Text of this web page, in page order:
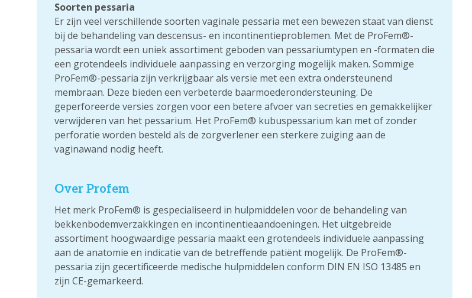
Soorten pessaria
Er zijn veel verschillende soorten vaginale pessaria met een bewezen staat van dienst
bij de behandeling van descensus- en incontinentieproblemen. Met de ProFem®-
pessaria wordt een uniek assortiment geboden van pessariumtypen en -formaten die
een grotendeels individuele aanpassing en verzorging mogelijk maken. Sommige
ProFem®-pessaria zijn verkrijgbaar als versie met een extra ondersteunend
membraan. Deze bieden een verbeterde baarmoederondersteuning. De
geperforeerde versies zorgen voor een betere afvoer van secreties en gemakkelijker
verwijderen van het pessarium. Het ProFem® kubuspessarium kan met of zonder
perforatie worden besteld als de zorgverlener een sterkere zuiging aan de
vaginawand nodig heeft.
Over Profem
Het merk ProFem® is gespecialiseerd in hulpmiddelen voor de behandeling van
bekkenbodemverzakkingen en incontinentieaandoeningen. Het uitgebreide
assortiment hoogwaardige pessaria maakt een grotendeels individuele aanpassing
aan de anatomie en indicatie van de betreffende patiënt mogelijk. De ProFem®-
pessaria zijn gecertificeerde medische hulpmiddelen conform DIN EN ISO 13485 en
zijn CE-gemarkeerd.